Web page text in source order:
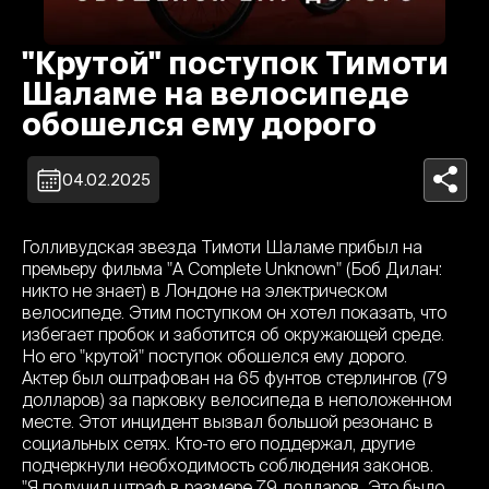
"Крутой" поступок Тимоти
Шаламе на велосипеде
обошелся ему дорого
04.02.2025
Голливудская звезда Тимоти Шаламе прибыл на
премьеру фильма "A Complete Unknown" (Боб Дилан:
никто не знает) в Лондоне на электрическом
велосипеде. Этим поступком он хотел показать, что
избегает пробок и заботится об окружающей среде.
Но его "крутой" поступок обошелся ему дорого.
Актер был оштрафован на 65 фунтов стерлингов (79
долларов) за парковку велосипеда в неположенном
месте. Этот инцидент вызвал большой резонанс в
социальных сетях. Кто-то его поддержал, другие
подчеркнули необходимость соблюдения законов.